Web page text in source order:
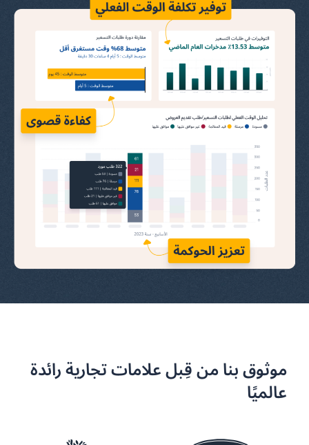
موثوق بنا من قِبل علامات تجارية رائدة
عالميًا